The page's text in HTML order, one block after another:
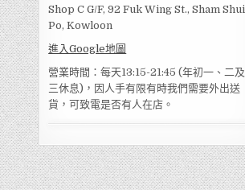
Shop C G/F, 92 Fuk Wing St., Sham Shui
Po, Kowloon
進入Google地圖
營業時間：每天13:15-21:45 (年初一、二及
三休息)，因人手有限有時我們需要外出送
貨，可致電是否有人在店。